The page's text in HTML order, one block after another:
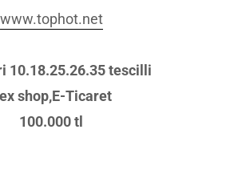
www.tophot.net
10.18.25.26.35 tescilli
shop,E-Ticaret
100.000 tl